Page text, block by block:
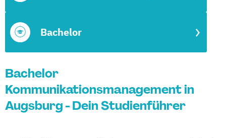
Bachelor
Bachelor
Kommunikationsmanagement in
Augsburg - Dein Studienführer